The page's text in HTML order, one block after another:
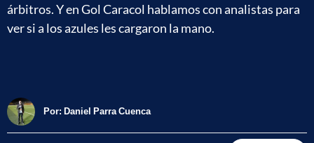
árbitros. Y en Gol Caracol hablamos con analistas para
ver si a los azules les cargaron la mano.
Por: Daniel Parra Cuenca